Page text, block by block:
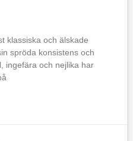
klassiska och älskade
spröda konsistens och
ingefära och nejlika har